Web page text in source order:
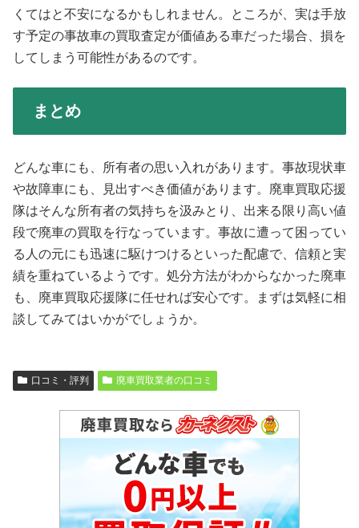
くてはと不安になるかもしれません。ところが、実は手放
す予定の事故車の買取査定が価値ある車だった場合、損を
してしまう可能性があるのです。
まとめ
どんな車にも、所有者の思い入れがあります。事故現状車
や故障車にも、見出すべき価値があります。廃車買取応援
隊はそんな所有者の気持ちを汲みとり、出来る限り高い値
段で廃車の買取を行なっています。事故に遭って困ってい
る人の元にも迅速に駆けつけるといった配慮で、信頼と実
績を重ねているようです。処分方法がわからなかった廃車
も、廃車買取応援隊に任せれば安心です。まずは気軽に相
談してみてはいかがでしょうか。
口コミ・評判 廃車買取業者の口コミ